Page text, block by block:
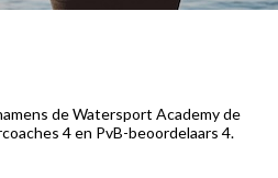
de Watersport Academy de
4 en PvB-beoordelaars 4.